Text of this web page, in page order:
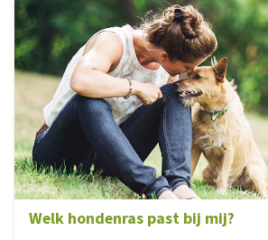
Welk hondenras past bij mij?